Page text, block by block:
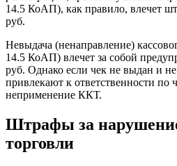
14.5 КоАП), как правило, влечет
руб.
Невыдача (ненаправление)
14.5 КоАП) влечет за собой
руб. Однако если чек не выдан и
привлекают к ответственности по
неприменение ККТ.
Штрафы за
торговли